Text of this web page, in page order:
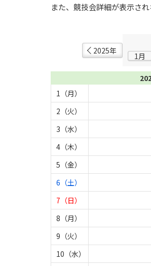
また、競技会詳細が表示さ
2025年
1月
1（月）
2（火）
3（水）
4（木）
5（金）
6（土）
7（日）
8（月）
9（火）
10（水）